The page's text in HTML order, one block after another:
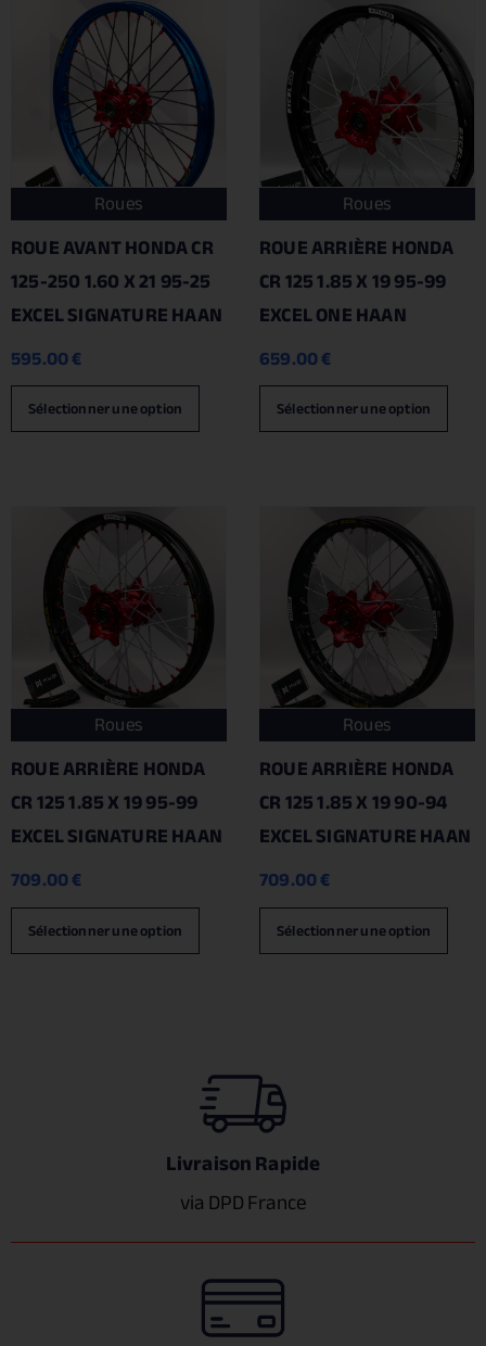
Roues
ROUE AVANT HONDA CR
125-250 1.60 X 21 95-25
EXCEL SIGNATURE HAAN
595.00€
Sélectionner une option
Roues
ROUE ARRIÈRE HONDA
CR 125 1.85 X 19 95-99
EXCEL ONE HAAN
659.00€
Sélectionner une option
Roues
ROUE ARRIÈRE HONDA
CR 125 1.85 X 19 95-99
EXCEL SIGNATURE HAAN
709.00€
Sélectionner une option
Roues
ROUE ARRIÈRE HONDA
CR 125 1.85 X 19 90-94
EXCEL SIGNATURE HAAN
709.00€
Sélectionner une option
Livraison Rapide
via DPD France